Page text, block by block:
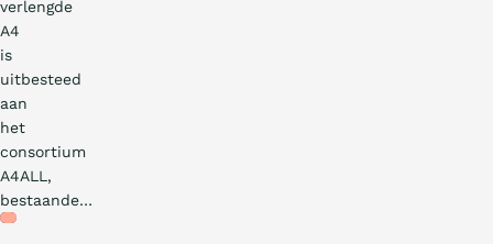
verlengde
A4
is
uitbesteed
aan
het
consortium
A4ALL,
bestaande…
Nieuws